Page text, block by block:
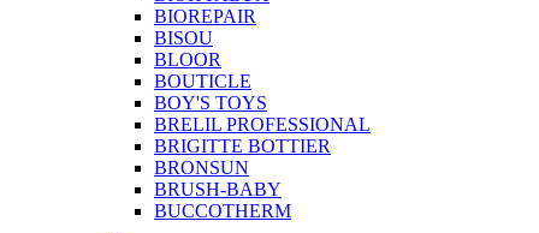
BIOREPAIR
BISOU
BLOOR
BOUTICLE
BOY'S TOYS
BRELIL PROFESSIONAL
BRIGITTE BOTTIER
BRONSUN
BRUSH-BABY
BUCCOTHERM